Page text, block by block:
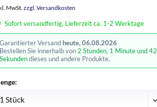
MwSt.zzgl. Versandkosten
Sofort versandfertig, Lieferzeit ca. 1-2 Werktage
Garantierter Versand heute, 06.08.2026
Bestellen Sie innerhalb von 2 Stunden, 1 Minute und 42
Sekundendieses und andere Produkte.